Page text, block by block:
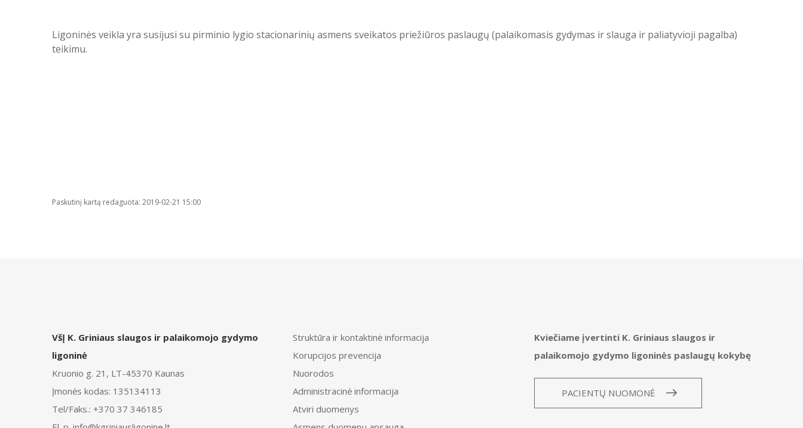
Ligoninės veikla yra susijusi su pirminio lygio stacionarinių asmens sveikatos priežiūros paslaugų (palaikomasis gydymas ir slauga ir paliatyvioji pagalba)
teikimu.
Paskutinį kartą redaguota: 2019-02-21 15:00
VšĮ K. Griniaus slaugos ir palaikomojo gydymo
ligoninė
Kruonio g. 21, LT-45370 Kaunas
Įmonės kodas: 135134113
Tel/Faks.: +370 37 346185
Struktūra ir kontaktinė informacija
Korupcijos prevencija
Nuorodos
Administracinė informacija
Atviri duomenys
Kviečiame įvertinti K. Griniaus slaugos ir
palaikomojo gydymo ligoninės paslaugų kokybę
PACIENTŲ NUOMONĖ